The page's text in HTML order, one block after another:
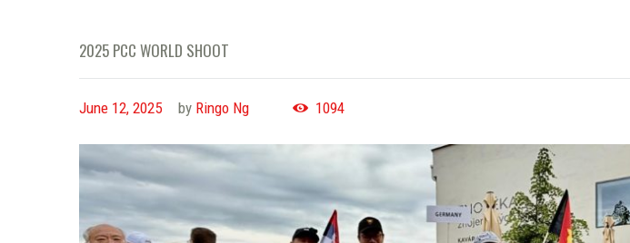
2025 PCC WORLD SHOOT
June 12, 2025 by Ringo Ng 1094